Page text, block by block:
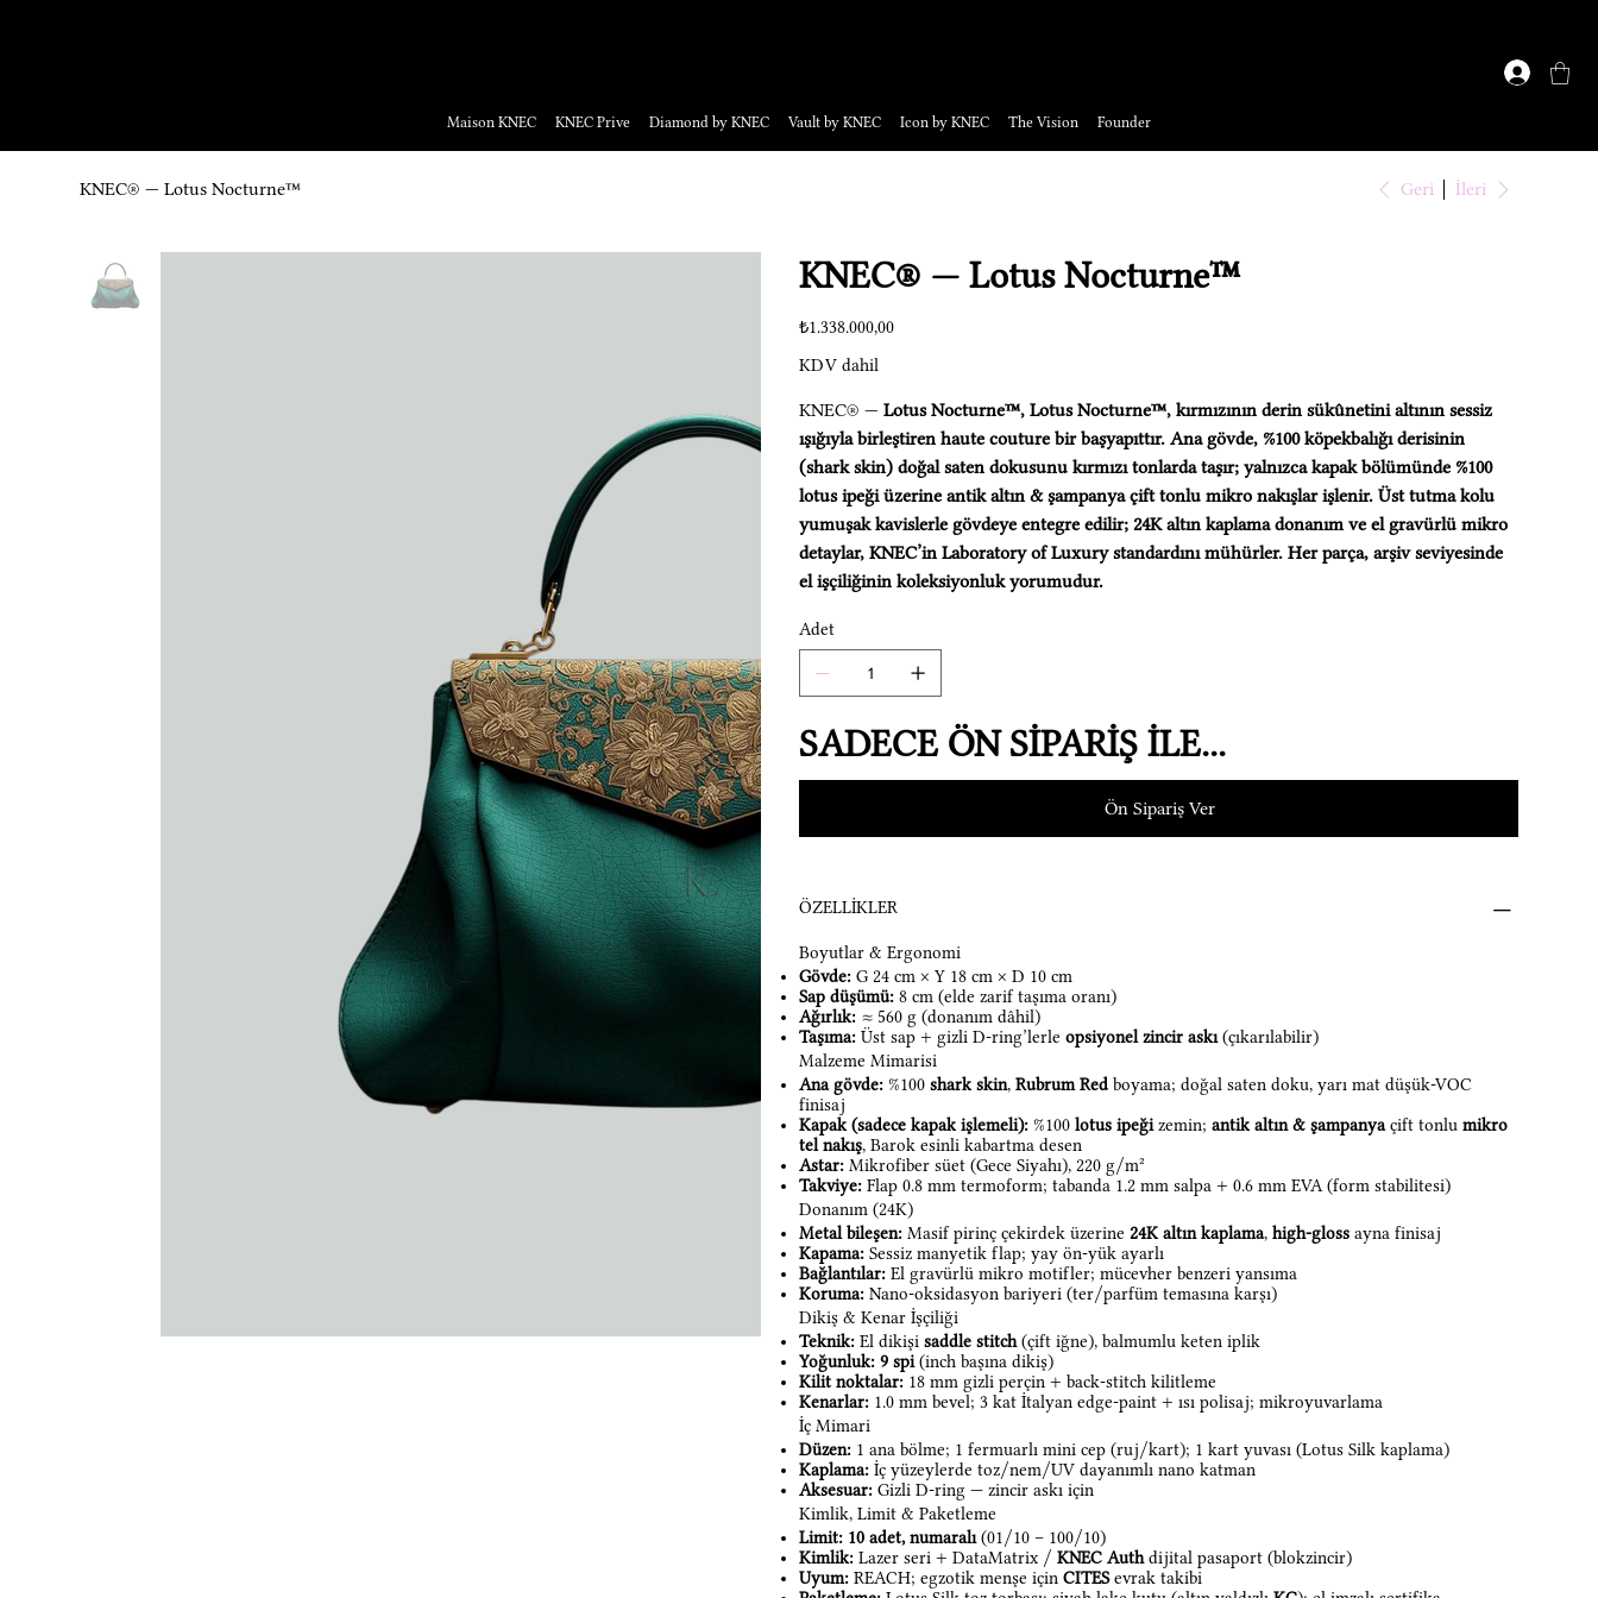
Maison KNEC KNEC Prive Diamond by KNEC Vault by KNEC Icon by KNEC The Vision Founder
KNEC® — Lotus Nocturne™ Geri İleri
KNEC® — Lotus Nocturne™
Fiyat
₺1.338.000,00
KDV dahil
KNEC® — Lotus Nocturne™, Lotus Nocturne™, kırmızının derin sükûnetini altının sessiz
ışığıyla birleştiren haute couture bir başyapıttır. Ana gövde, %100 köpekbalığı derisinin
(shark skin) doğal saten dokusunu kırmızı tonlarda taşır; yalnızca kapak bölümünde %100
lotus ipeği üzerine antik altın & şampanya çift tonlu mikro nakışlar işlenir. Üst tutma kolu
yumuşak kavislerle gövdeye entegre edilir; 24K altın kaplama donanım ve el gravürlü mikro
detaylar, KNEC’in Laboratory of Luxury standardını mühürler. Her parça, arşiv seviyesinde
el işçiliğinin koleksiyonluk yorumudur.
Adet
SADECE ÖN SİPARİŞ İLE...
Ön Sipariş Ver
ÖZELLİKLER
Boyutlar & Ergonomi
Gövde: G 24 cm × Y 18 cm × D 10 cm
Sap düşümü: 8 cm (elde zarif taşıma oranı)
Ağırlık: ≈ 560 g (donanım dâhil)
Taşıma: Üst sap + gizli D-ring’lerle opsiyonel zincir askı(çıkarılabilir)
Malzeme Mimarisi
Ana gövde: %100 shark skin, Rubrum Red boyama; doğal saten doku, yarı mat düşük-VOC
finisaj
Kapak (sadece kapak işlemeli): %100 lotus ipeğizemin; antik altın & şampanyaçift tonlu mikro
tel nakış, Barok esinli kabartma desen
Astar: Mikrofiber süet (Gece Siyahı), 220 g/m²
Takviye: Flap 0.8 mm termoform; tabanda 1.2 mm salpa + 0.6 mm EVA (form stabilitesi)
Donanım (24K)
Metal bileşen: Masif pirinç çekirdek üzerine 24K altın kaplama, high-gloss ayna finisaj
Kapama: Sessiz manyetik flap; yay ön-yük ayarlı
Bağlantılar: El gravürlü mikro motifler; mücevher benzeri yansıma
Koruma: Nano-oksidasyon bariyeri (ter/parfüm temasına karşı)
Dikiş & Kenar İşçiliği
Teknik: El dikişi saddle stitch(çift iğne), balmumlu keten iplik
Yoğunluk: 9 spi(inch başına dikiş)
Kilit noktalar: 18 mm gizli perçin + back-stitch kilitleme
Kenarlar: 1.0 mm bevel; 3 kat İtalyan edge-paint + ısı polisaj; mikroyuvarlama
İç Mimari
Düzen: 1 ana bölme; 1 fermuarlı mini cep (ruj/kart); 1 kart yuvası (Lotus Silk kaplama)
Kaplama: İç yüzeylerde toz/nem/UV dayanımlı nano katman
Aksesuar: Gizli D-ring — zincir askı için
Kimlik, Limit & Paketleme
Limit: 10 adet, numaralı(01/10 – 100/10)
Kimlik: Lazer seri + DataMatrix / KNEC Authdijital pasaport (blokzincir)
Uyum: REACH; egzotik menşe için CITESevrak takibi